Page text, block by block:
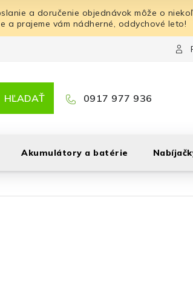
a doručenie objednávok môže o
a prajeme vám nádherné, oddychové leto!
HĽADAŤ 0917 977 936
Akumulátory a batérie